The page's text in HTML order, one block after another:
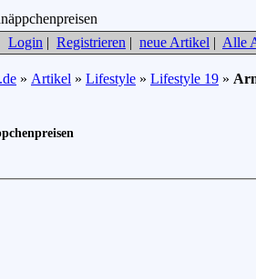
Login | Registrieren | neue Artikel | Alle
» Artikel » Lifestyle » Lifestyle 19 »